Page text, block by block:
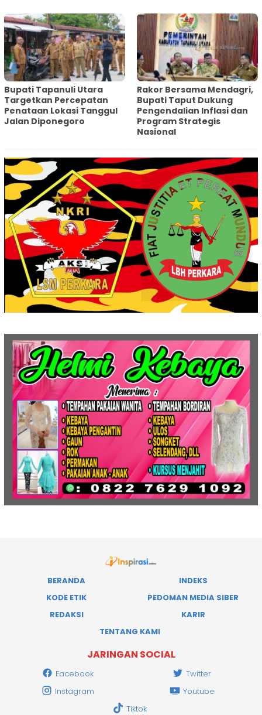
‎Bupati Tapanuli Utara
Targetkan Percepatan
Penataan Lokasi Tanggul
Jalan Diponegoro
Rakor Bersama Mendagri,
Bupati Taput Dukung
Pengendalian Inflasi dan
Program Strategis
Nasional‎
BERANDA
INDEKS
KODE ETIK
PEDOMAN MEDIA SIBER
REDAKSI
KARIR
TENTANG KAMI
JARINGAN SOCIAL
Facebook
Twitter
Instagram
Youtube
Tiktok